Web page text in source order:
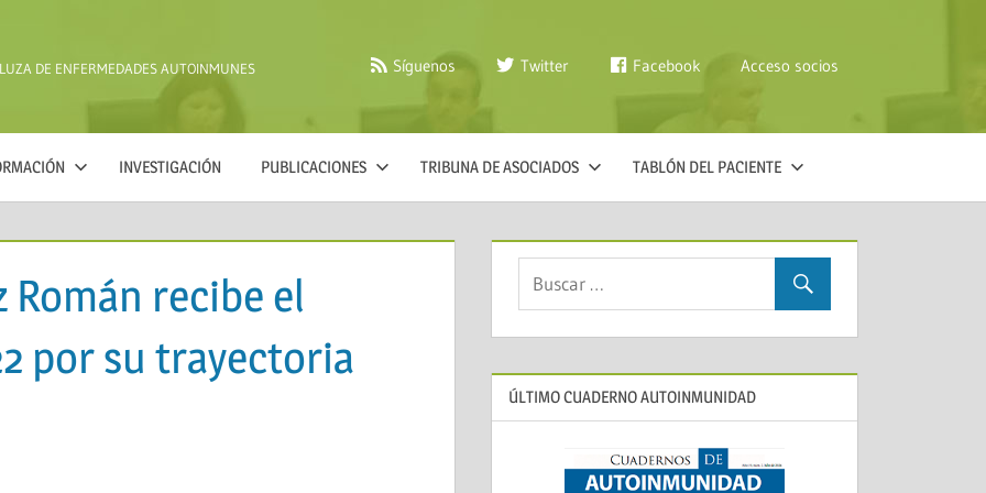
DE ENFERMEDADES AUTOINMUNES Síguenos Twitter Facebook Acceso socios
INVESTIGACIÓN PUBLICACIONES TRIBUNA DE ASOCIADOS TABLÓN DEL PACIENTE
Román recibe el
por su trayectoria
ÚLTIMO CUADERNO AUTOINMUNIDAD